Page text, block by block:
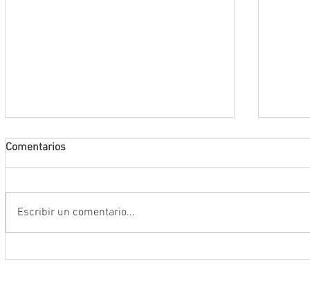
Comentarios
Escribir un comentario...